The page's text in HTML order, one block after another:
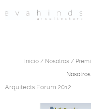
Inicio / Nosotros /
Nosotros
Arquitects Forum 2012